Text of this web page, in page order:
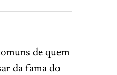
de quem
da fama do